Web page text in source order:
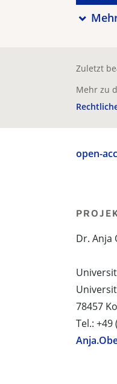
Zuletzt
Mehr zu
open-
Dr. Anja
78457
Tel.: +49